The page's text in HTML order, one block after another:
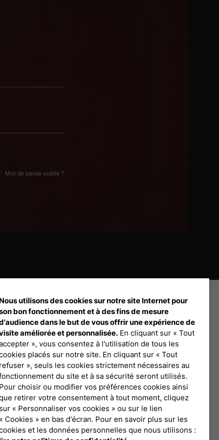
Mot de passe oublié ?
Débloquez tout le contenu à télécharger
Connexion Pro
utilisons des cookies sur notre site Internet pour
bon fonctionnement et à des fins de mesure
dans le but de vous offrir une expérience de
améliorée et personnalisée. En cliquant sur « Tout
», vous consentez à l'utilisation de tous les
placés sur notre site. En cliquant sur « Tout
», seuls les cookies strictement nécessaires au
du site et à sa sécurité seront utilisés.
choisir ou modifier vos préférences cookies ainsi
retirer votre consentement à tout moment, cliquez
« Personnaliser vos cookies » ou sur le lien
Cookies » en bas d'écran. Pour en savoir plus sur les
et les données personnelles que nous utilisons :